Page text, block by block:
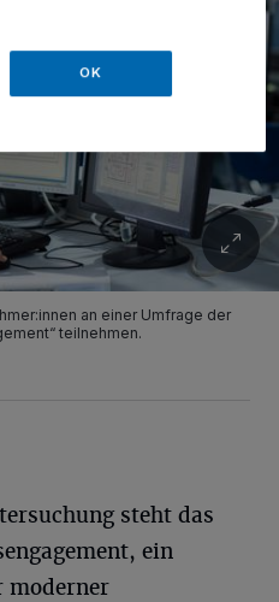
an einer Umfrage der
teilnehmen.
steht das
ein
moderner
OK